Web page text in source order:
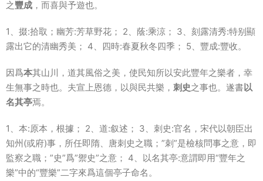
之豐成 ，而喜與予遊也。
1、掇:拾取；幽芳:芳草野花； 2、蔭:乘涼； 3、刻露清秀:特别顯
露出它的清幽秀美； 4、四時:春夏秋冬四季； 5、豐成:豐收。
因爲本其山川，道其風俗之美，使民知所以安此豐年之樂者，幸
生無事之時也。夫宣上恩德，以與民共樂， 刺史之事也。遂書以
名其亭焉。
1、本:原本，根據； 2、道:叙述； 3、刺史:官名，宋代以朝臣出
知州(或府)事，所任即隋、唐刺史之職；”刺”是檢核問事之意，即
監察之職；”史”爲”禦史”之意； 4、以名其亭:意謂即用“豐年之
樂”中的“豐樂”二字來爲這個亭子命名。